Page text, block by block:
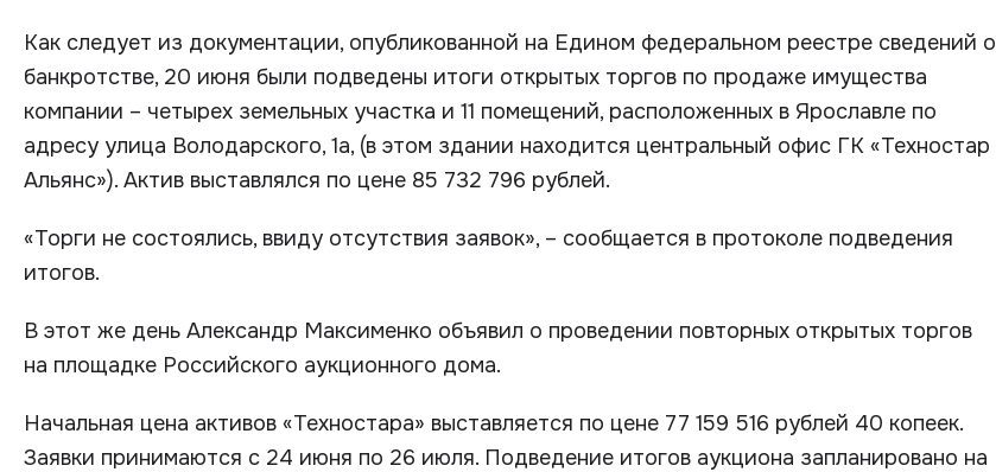
Как следует из документации, опубликованной на Едином федеральном реестре сведений о
банкротстве, 20 июня были подведены итоги открытых торгов по продаже имущества
компании – четырех земельных участка и 11 помещений, расположенных в Ярославле по
адресу улица Володарского, 1а, (в этом здании находится центральный офис ГК «Техностар
Альянс»). Актив выставлялся по цене 85 732 796 рублей.
«Торги не состоялись, ввиду отсутствия заявок», – сообщается в протоколе подведения
итогов.
В этот же день Александр Максименко объявил о проведении повторных открытых торгов
на площадке Российского аукционного дома.
Начальная цена активов «Техностара» выставляется по цене 77 159 516 рублей 40 копеек.
Заявки принимаются с 24 июня по 26 июля. Подведение итогов аукциона запланировано на